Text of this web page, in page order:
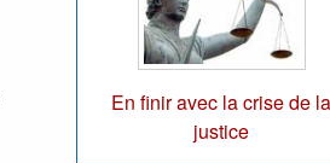
En finir avec la crise de la
justice